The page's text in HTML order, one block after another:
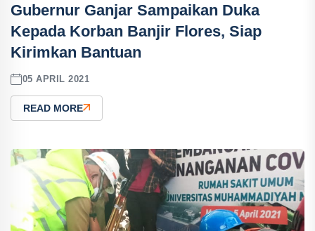
Gubernur Ganjar Sampaikan Duka
Kepada Korban Banjir Flores, Siap
Kirimkan Bantuan
05 APRIL 2021
READ MORE